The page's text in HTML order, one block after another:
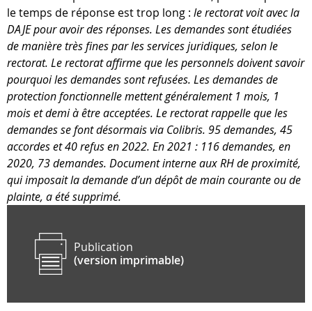
le temps de réponse est trop long : le rectorat voit avec la
DAJE pour avoir des réponses. Les demandes sont étudiées
de manière très fines par les services juridiques, selon le
rectorat. Le rectorat affirme que les personnels doivent savoir
pourquoi les demandes sont refusées. Les demandes de
protection fonctionnelle mettent généralement 1 mois, 1
mois et demi à être acceptées. Le rectorat rappelle que les
demandes se font désormais via Colibris. 95 demandes, 45
accordes et 40 refus en 2022. En 2021 : 116 demandes, en
2020, 73 demandes. Document interne aux RH de proximité,
qui imposait la demande d’un dépôt de main courante ou de
plainte, a été supprimé.
Publication
(version imprimable)